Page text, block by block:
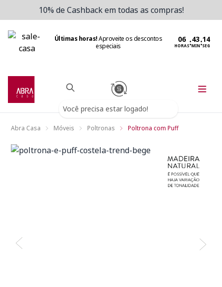
10% de Cashback em todas as compras!
Últimas horas!Aproveite os descontos
especiais
HORAS:MIN:SEG
Você precisa estar logado!
Abra Casa Móveis Poltronas Poltrona com Puff